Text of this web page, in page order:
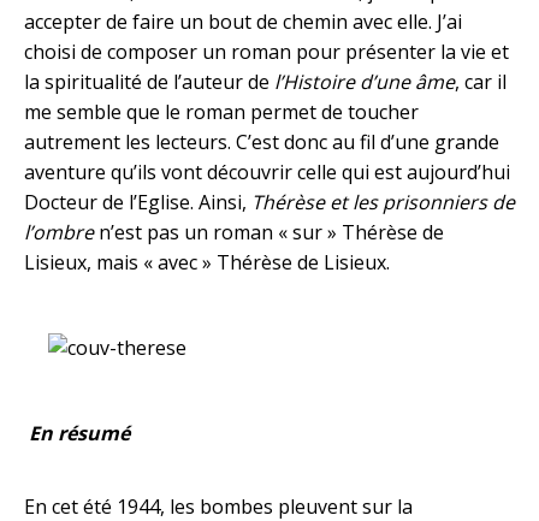
accepter de faire un bout de chemin avec elle. J’ai
choisi de composer un roman pour présenter la vie et
la spiritualité de l’auteur de l’Histoire d’une âme, car il
me semble que le roman permet de toucher
autrement les lecteurs. C’est donc au fil d’une grande
aventure qu’ils vont découvrir celle qui est aujourd’hui
Docteur de l’Eglise. Ainsi, Thérèse et les prisonniers de
l’ombren’est pas un roman « sur » Thérèse de
Lisieux, mais « avec » Thérèse de Lisieux.
En résumé
En cet été 1944, les bombes pleuvent sur la